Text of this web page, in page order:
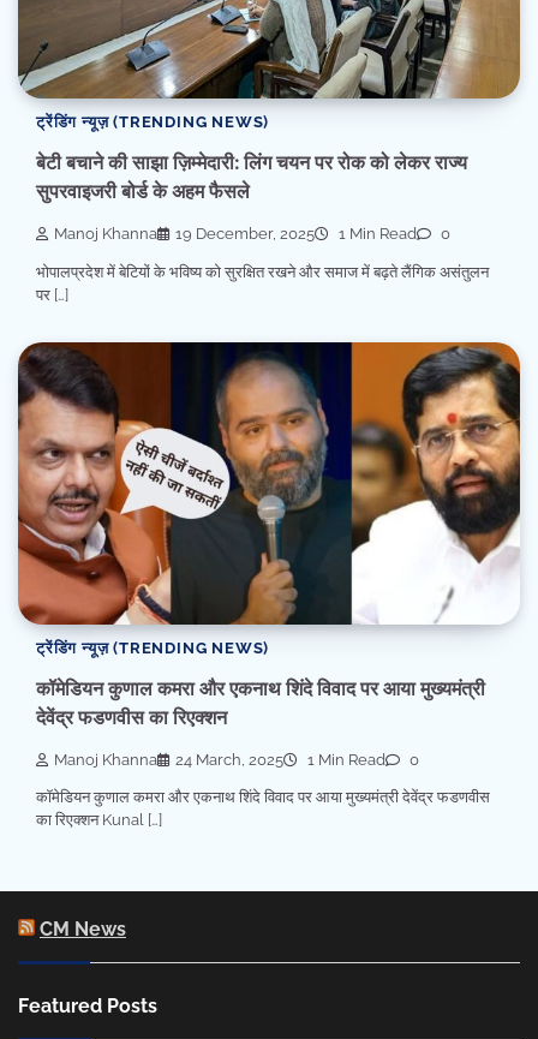
ट्रेंडिंग न्यूज़ (TRENDING NEWS)
बेटी बचाने की साझा ज़िम्मेदारी: लिंग चयन पर रोक को लेकर राज्य
सुपरवाइजरी बोर्ड के अहम फैसले
Manoj Khanna 19 December, 2025 1 Min Read 0
भोपालप्रदेश में बेटियों के भविष्य को सुरक्षित रखने और समाज में बढ़ते लैंगिक असंतुलन
पर […]
ट्रेंडिंग न्यूज़ (TRENDING NEWS)
कॉमेडियन कुणाल कमरा और एकनाथ शिंदे विवाद पर आया मुख्यमंत्री
देवेंद्र फडणवीस का रिएक्शन
Manoj Khanna 24 March, 2025 1 Min Read 0
कॉमेडियन कुणाल कमरा और एकनाथ शिंदे विवाद पर आया मुख्यमंत्री देवेंद्र फडणवीस
का रिएक्शन Kunal […]
CM News
Featured Posts